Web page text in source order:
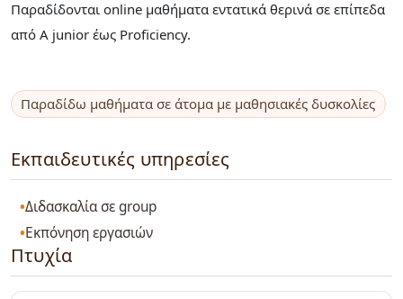
Παραδίδονται online μαθήματα εντατικά θερινά σε επίπεδα
από A junior έως Proficiency.
Παραδίδω μαθήματα σε άτομα με μαθησιακές δυσκολίες
Εκπαιδευτικές υπηρεσίες
Διδασκαλία σε group
Εκπόνηση εργασιών
Πτυχία